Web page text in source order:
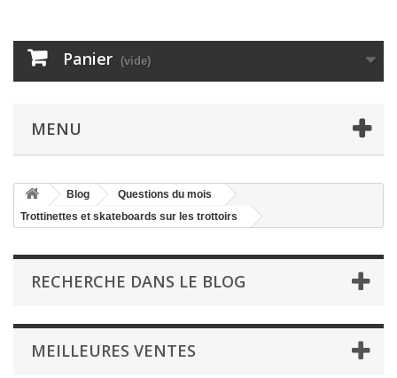
Panier (vide)
MENU
Blog
Questions du mois
Trottinettes et skateboards sur les trottoirs
RECHERCHE DANS LE BLOG
MEILLEURES VENTES